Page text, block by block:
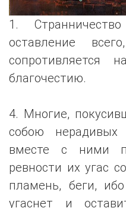
1.
оставление
благочестию.
4. Многие,
собою
вместе с ними
ревности их угас
пламень, беги,
угаснет и